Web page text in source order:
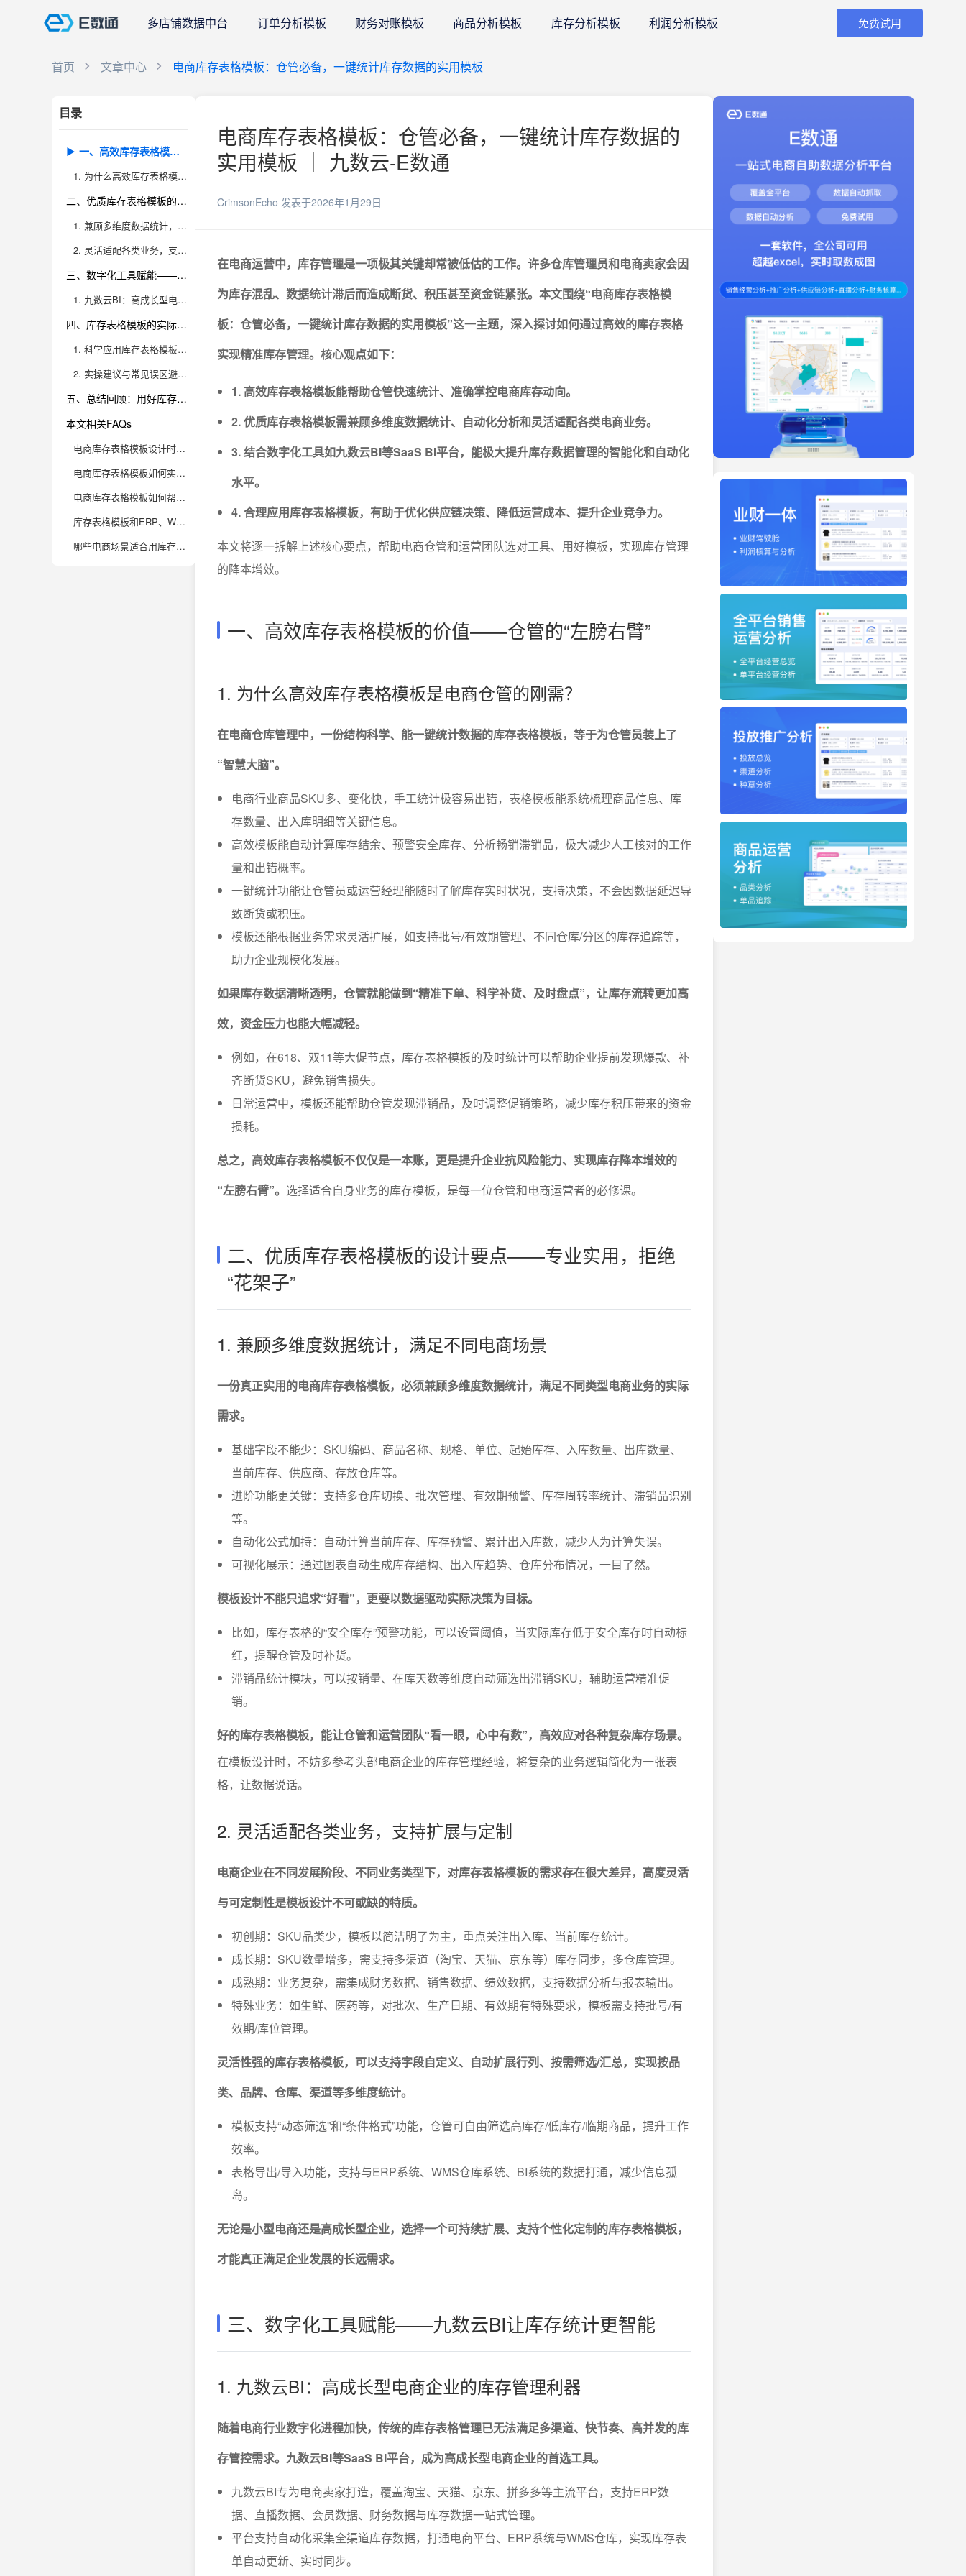
多店铺数据中台 订单分析模板 财务对账模板 商品分析模板 库存分析模板 利润分析模板 免费试用
首页 文章中心 电商库存表格模板：仓管必备，一键统计库存数据的实用模板
目录
一、高效库存表格模板的价值——仓管的“左膀右臂”
1. 为什么高效库存表格模板是电商仓管的刚需？
二、优质库存表格模板的设计要点——专业实用，拒绝“花架子”
1. 兼顾多维度数据统计，满足不同电商场景
2. 灵活适配各类业务，支持扩展与定制
三、数字化工具赋能——九数云BI让库存统计更智能
1. 九数云BI：高成长型电商企业的库存管理利器
四、库存表格模板的实际应用——降本增效的全流程指南
1. 科学应用库存表格模板，优化供应链决策
2. 实操建议与常见误区避坑指南
五、总结回顾：用好库存表格模板，成就高效电商仓管
本文相关FAQs
电商库存表格模板设计时，需要包含哪些关键字段提升仓管效率？
电商库存表格模板如何实现一键统计库存数据，具体操作有哪些技巧？
电商库存表格模板如何帮助企业防止库存积压与断货问题？
库存表格模板和ERP、WMS等系统数据对接存在哪些难点？如何解决？
哪些电商场景适合用库存表格模板？什么情况下必须升级为专业库存管理系统？
电商库存表格模板：仓管必备，一键统计库存数据的
实用模板 ｜ 九数云-E数通
CrimsonEcho 发表于2026年1月29日
在电商运营中，库存管理是一项极其关键却常被低估的工作。许多仓库管理员和电商卖家会因
为库存混乱、数据统计滞后而造成断货、积压甚至资金链紧张。本文围绕“电商库存表格模
板：仓管必备，一键统计库存数据的实用模板”这一主题，深入探讨如何通过高效的库存表格
实现精准库存管理。核心观点如下：
1. 高效库存表格模板能帮助仓管快速统计、准确掌控电商库存动向。
2. 优质库存表格模板需兼顾多维度数据统计、自动化分析和灵活适配各类电商业务。
3. 结合数字化工具如九数云BI等SaaS BI平台，能极大提升库存数据管理的智能化和自动化
水平。
4. 合理应用库存表格模板，有助于优化供应链决策、降低运营成本、提升企业竞争力。
本文将逐一拆解上述核心要点，帮助电商仓管和运营团队选对工具、用好模板，实现库存管理
的降本增效。
一、高效库存表格模板的价值——仓管的“左膀右臂”
1. 为什么高效库存表格模板是电商仓管的刚需？
在电商仓库管理中，一份结构科学、能一键统计数据的库存表格模板，等于为仓管员装上了
“智慧大脑”。
电商行业商品SKU多、变化快，手工统计极容易出错，表格模板能系统梳理商品信息、库
存数量、出入库明细等关键信息。
高效模板能自动计算库存结余、预警安全库存、分析畅销滞销品，极大减少人工核对的工作
量和出错概率。
一键统计功能让仓管员或运营经理能随时了解库存实时状况，支持决策，不会因数据延迟导
致断货或积压。
模板还能根据业务需求灵活扩展，如支持批号/有效期管理、不同仓库/分区的库存追踪等，
助力企业规模化发展。
如果库存数据清晰透明，仓管就能做到“精准下单、科学补货、及时盘点”，让库存流转更加高
效，资金压力也能大幅减轻。
例如，在618、双11等大促节点，库存表格模板的及时统计可以帮助企业提前发现爆款、补
齐断货SKU，避免销售损失。
日常运营中，模板还能帮助仓管发现滞销品，及时调整促销策略，减少库存积压带来的资金
损耗。
总之，高效库存表格模板不仅仅是一本账，更是提升企业抗风险能力、实现库存降本增效的
“左膀右臂”。 选择适合自身业务的库存模板，是每一位仓管和电商运营者的必修课。
二、优质库存表格模板的设计要点——专业实用，拒绝
“花架子”
1. 兼顾多维度数据统计，满足不同电商场景
一份真正实用的电商库存表格模板，必须兼顾多维度数据统计，满足不同类型电商业务的实际
需求。
基础字段不能少：SKU编码、商品名称、规格、单位、起始库存、入库数量、出库数量、
当前库存、供应商、存放仓库等。
进阶功能更关键：支持多仓库切换、批次管理、有效期预警、库存周转率统计、滞销品识别
等。
自动化公式加持：自动计算当前库存、库存预警、累计出入库数，减少人为计算失误。
可视化展示：通过图表自动生成库存结构、出入库趋势、仓库分布情况，一目了然。
模板设计不能只追求“好看”，更要以数据驱动实际决策为目标。
比如，库存表格的“安全库存”预警功能，可以设置阈值，当实际库存低于安全库存时自动标
红，提醒仓管及时补货。
滞销品统计模块，可以按销量、在库天数等维度自动筛选出滞销SKU，辅助运营精准促
销。
好的库存表格模板，能让仓管和运营团队“看一眼，心中有数”，高效应对各种复杂库存场景。
在模板设计时，不妨多参考头部电商企业的库存管理经验，将复杂的业务逻辑简化为一张表
格，让数据说话。
2. 灵活适配各类业务，支持扩展与定制
电商企业在不同发展阶段、不同业务类型下，对库存表格模板的需求存在很大差异，高度灵活
与可定制性是模板设计不可或缺的特质。
初创期：SKU品类少，模板以简洁明了为主，重点关注出入库、当前库存统计。
成长期：SKU数量增多，需支持多渠道（淘宝、天猫、京东等）库存同步，多仓库管理。
成熟期：业务复杂，需集成财务数据、销售数据、绩效数据，支持数据分析与报表输出。
特殊业务：如生鲜、医药等，对批次、生产日期、有效期有特殊要求，模板需支持批号/有
效期/库位管理。
灵活性强的库存表格模板，可以支持字段自定义、自动扩展行列、按需筛选/汇总，实现按品
类、品牌、仓库、渠道等多维度统计。
模板支持“动态筛选”和“条件格式”功能，仓管可自由筛选高库存/低库存/临期商品，提升工作
效率。
表格导出/导入功能，支持与ERP系统、WMS仓库系统、BI系统的数据打通，减少信息孤
岛。
无论是小型电商还是高成长型企业，选择一个可持续扩展、支持个性化定制的库存表格模板，
才能真正满足企业发展的长远需求。
三、数字化工具赋能——九数云BI让库存统计更智能
1. 九数云BI：高成长型电商企业的库存管理利器
随着电商行业数字化进程加快，传统的库存表格管理已无法满足多渠道、快节奏、高并发的库
存管控需求。九数云BI等SaaS BI平台，成为高成长型电商企业的首选工具。
九数云BI专为电商卖家打造，覆盖淘宝、天猫、京东、拼多多等主流平台，支持ERP数
据、直播数据、会员数据、财务数据与库存数据一站式管理。
平台支持自动化采集全渠道库存数据，打通电商平台、ERP系统与WMS仓库，实现库存表
单自动更新、实时同步。